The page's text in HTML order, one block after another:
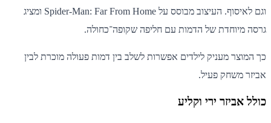
וגם לאיסוף. העיצוב מבוסס על Spider-Man: Far From Home ומציג
גרסה מיוחדת של הדמות עם חליפה שקופה־כחולה.
כך המוצר מעניק לילדים אפשרות לשלב בין דמות פעולה מוכרת לבין
אביזר משחק פעיל.
כולל אביזר ירי וקליע